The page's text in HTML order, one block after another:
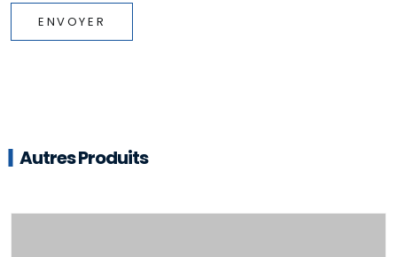
ENVOYER
Autres Produits